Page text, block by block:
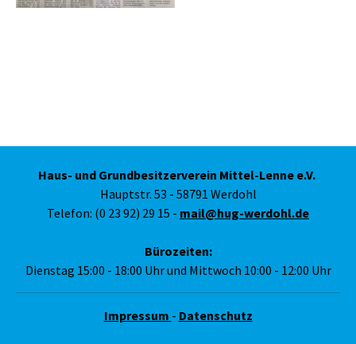
Haus- und Grundbesitzerverein Mittel-Lenne e.V.
Hauptstr. 53 - 58791 Werdohl
Telefon: (0 23 92) 29 15 - mail@hug-werdohl.de
Bürozeiten:
Dienstag 15:00 - 18:00 Uhr und Mittwoch 10:00 - 12:00 Uhr
Impressum - Datenschutz